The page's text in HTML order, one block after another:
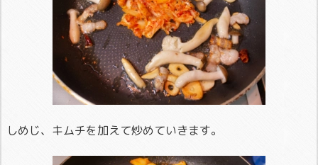
しめじ、キムチを加えて炒めていきます。